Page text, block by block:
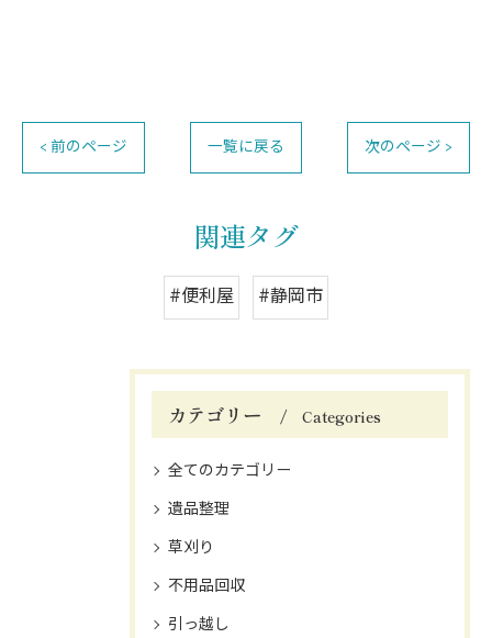
< 前のページ 一覧に戻る 次のページ >
関連タグ
#便利屋 #静岡市
カテゴリー Categories
全てのカテゴリー
遺品整理
草刈り
不用品回収
引っ越し